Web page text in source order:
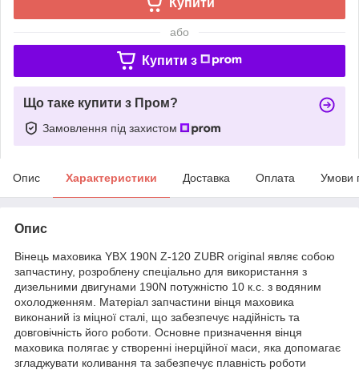
або
Купити з
Що таке купити з Пром?
Замовлення під захистом
Опис Характеристики Доставка Оплата Умови
Опис
Вінець маховика YBX 190N Z-120 ZUBR original являє собою
запчастину, розроблену спеціально для використання з
дизельними двигунами 190N потужністю 10 к.с. з водяним
охолодженням. Матеріал запчастини вінця маховика
виконаний із міцної сталі, що забезпечує надійність та
довговічність його роботи. Основне призначення вінця
маховика полягає у створенні інерційної маси, яка допомагає
згладжувати коливання та забезпечує плавність роботи